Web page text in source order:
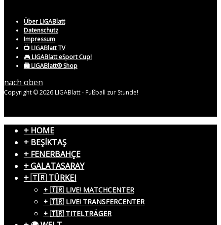
Über LIGABlatt
Datenschutz
Impressum
📺 LIGABlatt TV
🎮 LIGABlatt eSport Cup!
🛍️ LIGABlatt® Shop
nach oben
Copyright © 2026 LIGABlatt - Fußball zur Stunde!
+ HOME
+ BEŞİKTAŞ
+ FENERBAHÇE
+ GALATASARAY
+ 🇹🇷 TÜRKEI
+ 🇹🇷 LIVE! MATCHCENTER
+ 🇹🇷 LIVE! TRANSFERCENTER
+ 🇹🇷 TITELTRÄGER